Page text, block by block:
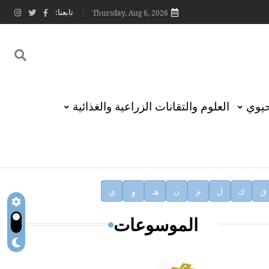
Thursday, Aug 6, 2026 تابعنا:
العلوم والتقانات الزراعية والغذائية
ق ك ل م ن هـ و ي
الموسوعات